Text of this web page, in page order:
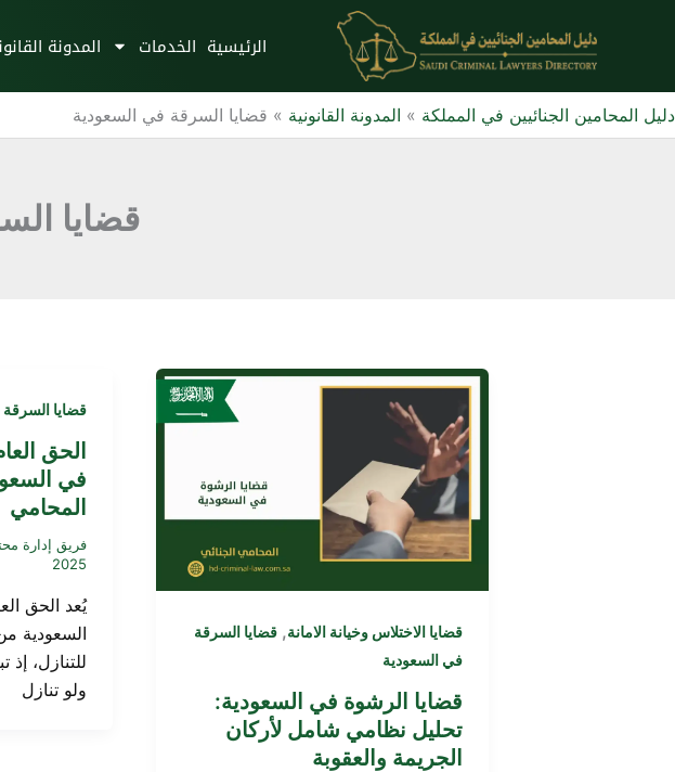
الرئيسية الخدمات المدونة
دليل المحامين الجنائيين في المملكة » المدونة القانونية » قضايا السرقة في السعودية
قضايا
قضايا الاختلاس وخيانة الامانة, قضايا السرقة
في السعودية
قضايا الرشوة في السعودية:
تحليل نظامي شامل لأركان
الجريمة والعقوبة
قضايا
الحق
في
المحامي
فريق إدارة
2025
يُعد الحق
السعودية
للتنازل، إذ
ولو تنازل